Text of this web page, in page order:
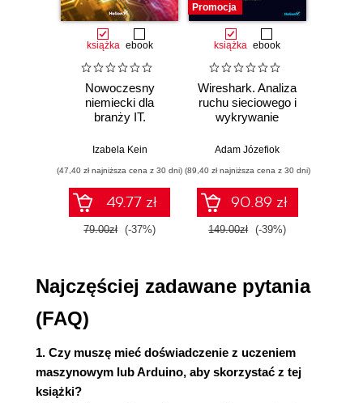
Etykietowanie danych
Nasz gotowy zestaw danych
Zaprojektowanie architektury modelu
Generowanie atrybutów z danych
Tworzenie okien czasowych
Normalizacja
Myślenie z uczeniem maszynowym
Trenowanie modelu
Niedotrenowanie i przetrenowanie
Trening, walidacja i testowanie
Przekształcenie modelu
Uruchomienie procesu wnioskowania
Podsumowanie
trenowanie modelu
Nasz zestaw narzędzi do uczenia
maszynowego
książka ebook
Nowoczesny
niemiecki dla
branży IT.
przykłady i
Izabela Kein
(47,40 zł najniższa cena z 30 dni)
49.77 zł
79.00zł (-37%)
Promocja
książka ebook
Wireshark. Analiza
ruchu sieciowego i
wykrywanie
Adam Józefiok
(89,40 zł najniższa cena z 30 dni)
90.89 zł
149.00zł (-39%)
Najczęściej zadawane pytania
(FAQ)
1. Czy muszę mieć doświadczenie z uczeniem
maszynowym lub Arduino, aby skorzystać z tej
książki?